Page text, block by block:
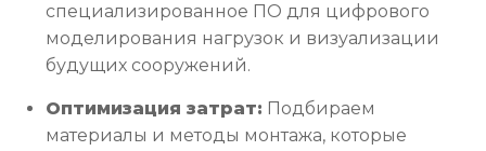
специализированное ПО для цифрового
моделирования нагрузок и визуализации
будущих сооружений.
Оптимизация затрат: Подбираем
материалы и методы монтажа, которые